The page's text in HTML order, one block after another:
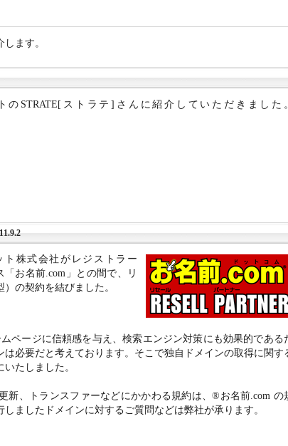
ます。
STRATE[ストラテ]さんに紹介していただきました。
株式会社がレジストラー
お名前.com」との間で、リ
の契約を結びました。
ページに信頼感を与え、検索エンジン対策にも効果的である
必要だと考えております。そこで独自ドメインの取得に関す
たしました。
新、トランスファーなどにかかわる規約は、®お名前.com の
ましたドメインに対するご質問などは弊社が承ります。